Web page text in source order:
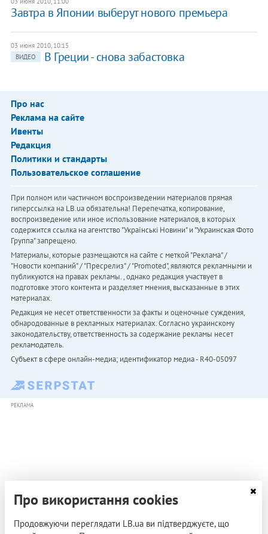
Завтра в Японии выберут нового премьера
03 июня 2010, 10:15
ВИДЕО
В Греции - снова забастовка
Про нас
Реклама на сайте
Ивенты
Редакция
Политики и стандарты
Пользовательское соглашение
При полном или частичном воспроизведении материалов прямая
гиперссылка на LB.ua обязательна! Перепечатка, копирование,
воспроизведение или иное использование материалов, в которых
содержится ссылка на агентство "Українськi Новини" и "Украинская Фото
Группа" запрещено.
Материалы, которые размещаются на сайте с меткой "Реклама" /
"Новости компаний" / "Пресрелиз" / "Promoted", являются рекламными и
публикуются на правах рекламы. , однако редакция участвует в
подготовке этого контента и разделяет мнения, высказанные в этих
материалах.
Редакция не несет ответственности за факты и оценочные суждения,
обнародованные в рекламных материалах. Согласно украинскому
законодательству, ответственность за содержание рекламы несет
рекламодатель.
Субъект в сфере онлайн-медиа; идентификатор медиа - R40-05097
РЕКЛАМА
Про використання cookies
Продовжуючи переглядати LB.ua ви підтверджуєте, що